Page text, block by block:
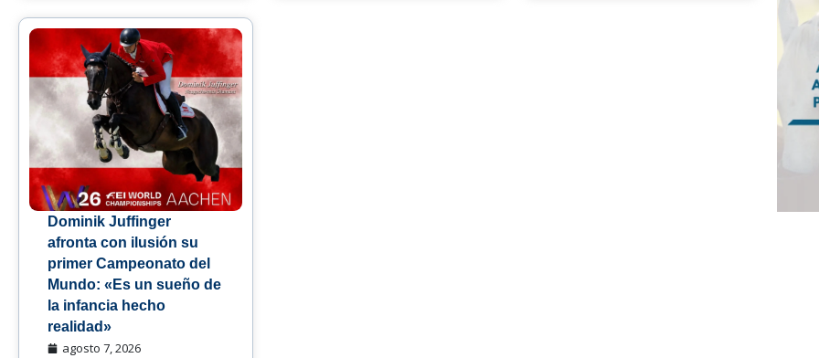
Dominik Juffinger
afronta con ilusión su
primer Campeonato del
Mundo: «Es un sueño de
la infancia hecho
realidad»
agosto 7, 2026